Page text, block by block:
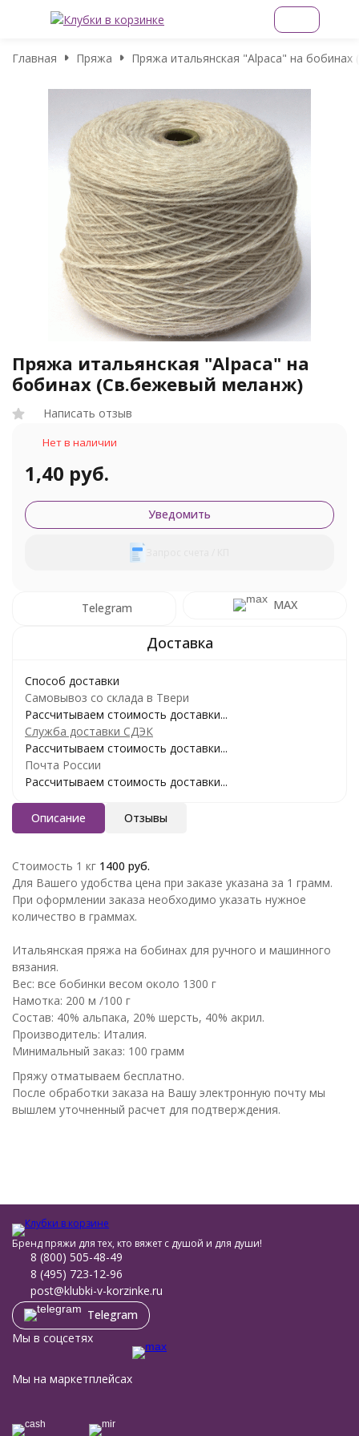
Главная Пряжа Пряжа итальянская "Alpaca" на
Пряжа итальянская "Alpaca" на
бобинах (Св.бежевый меланж)
Написать отзыв
Нет в наличии
1,40 руб.
Уведомить
Telegram MAX
Способ доставки
Самовывоз со склада в Твери
Рассчитываем стоимость доставки...
Служба доставки СДЭК
Рассчитываем стоимость доставки...
Почта России
Рассчитываем стоимость доставки...
Описание Отзывы
Стоимость 1 кг 1400 руб.
Для Вашего удобства цена при заказе указана за 1 грамм.
При оформлении заказа необходимо указать нужное
количество в граммах.
Итальянская пряжа на бобинах для ручного и машинного
вязания.
Вес: все бобинки весом около 1300 г
Намотка: 200 м /100 г
Состав: 40% альпака, 20% шерсть, 40% акрил.
Производитель: Италия.
Минимальный заказ: 100 грамм
Пряжу отматываем бесплатно.
После обработки заказа на Вашу электронную почту мы
вышлем уточненный расчет для подтверждения.
Бренд пряжи для тех, кто вяжет с душой и для души!
8 (800) 505-48-49
8 (495) 723-12-96
post@klubki-v-korzinke.ru
Telegram
Мы в соцсетях
Мы на маркетплейсах